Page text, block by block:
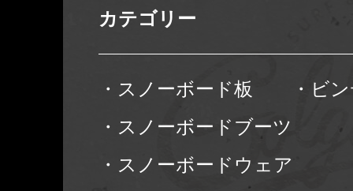
カテゴリー
・スノーボード板
・ビ
・スノーボードブーツ
・スノーボードウェア